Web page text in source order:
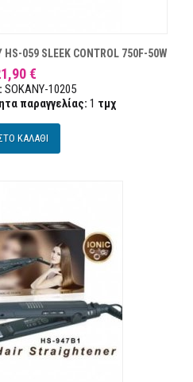
059 SLEEK CONTROL 750F-50W
€
SOKANY-10205
παραγγελίας: 1 τμχ
ΚΑΛΑΘΙ